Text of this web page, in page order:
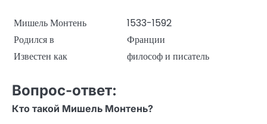
Мишель Монтень
1533-1592
Родился в
Франции
Известен как
философ и писатель
Вопрос-ответ:
Кто такой Мишель Монтень?